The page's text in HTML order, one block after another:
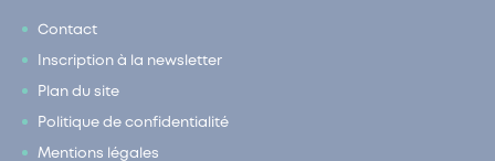
Contact
Inscription à la newsletter
Plan du site
Politique de confidentialité
Mentions légales